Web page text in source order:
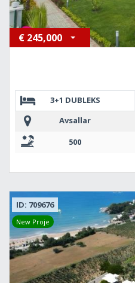
€ 245,000
3+1 DUBLEKS
Avsallar
500
ID: 709676
New Proje